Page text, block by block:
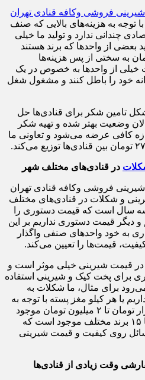
شیرینی فروشی وکافه قنادی تهران
توجه به هزینه‌های بالایی که صنف
چندانی ندارد و تولید ما خیلی
از واحدها که برند هستند
به سختی از پس هزینه‌ها
خیلی از واحدها به خصوص در یک
خود را باطل کنند و مشغول شغل
تامین شکر برای قنادی‌ها حل
وضعیت بهتر شده و تهیه شکر
کافی عرضه می‌شود و تعاونی ما
در قنادی‌های مختلف شهر
شیرینی فروشی وکافه قنادی تهران
و شکلات در قنادی‌های مختلف
سال است که قیمت دستوری را
و دیگر قیمت دستوری نداریم بر این
به خود واحدهای صنفی واگذار
قیمت‌ها را تعیین می‌کند.
در قیمت شیرینی خیلی موثر است و
برای پخت کیک و شیرینی استفاده
برای مثال، ما شکلات به
تومان داریم یا هر کیلو مغز پسته با توجه به
کیفیت، از یک میلیون و ۲۰۰ هزار تومان تا ۲ میلیون تومان موجود
است یا خامه در کشور ما ۱۰ تا ۱۵ برند مختلف موجود است که
روی کیفیت و قیمت شیرینی
وقت زیادی از قنادی‌ها